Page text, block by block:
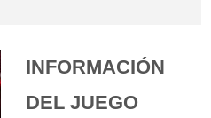
INFORMACIÓN
DEL JUEGO